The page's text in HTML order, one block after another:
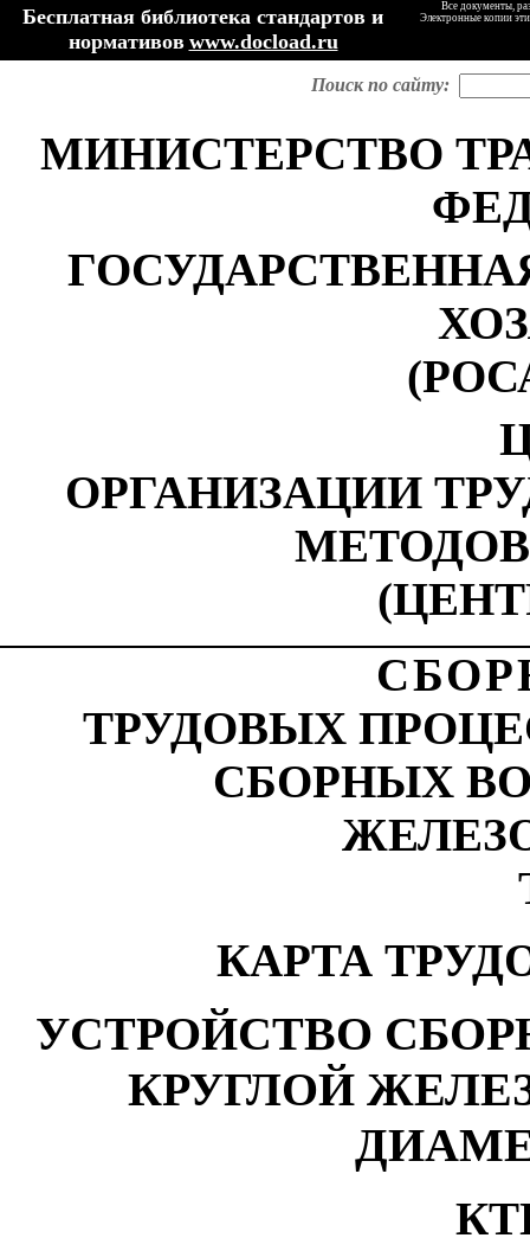
Бесплатная библиотека стандартов и
нормативов www.docload.ru
Все документы,
Электронные копии
Поиск по сайту:
МИНИСТЕРСТВО
ОРГАНИЗАЦИИ
ТРУДОВЫХ
СБОРНЫХ
КАРТА
УСТРОЙСТВО
КРУГЛОЙ